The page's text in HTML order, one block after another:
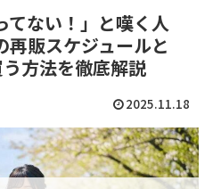
てない！」と嘆く人
販スケジュールと
方法を徹底解説
2025.11.18